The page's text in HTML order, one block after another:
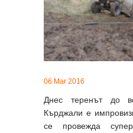
06 Mar 2016
Днес теренът до
Кърджали е
се провежда